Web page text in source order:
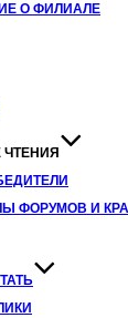
О ФИЛИАЛЕ
ЧТЕНИЯ
ФОРУМОВ И